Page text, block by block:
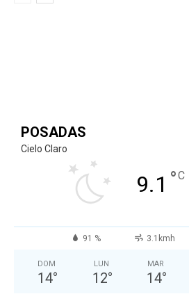
POSADAS
Cielo Claro
9.1 °C
91 % 3.1kmh
DOM
14°
LUN
12°
MAR
14°